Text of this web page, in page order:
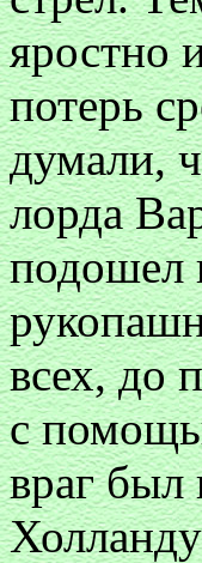
яростно
потерь
думали,
лорда
подошел
всех, до
с
враг был